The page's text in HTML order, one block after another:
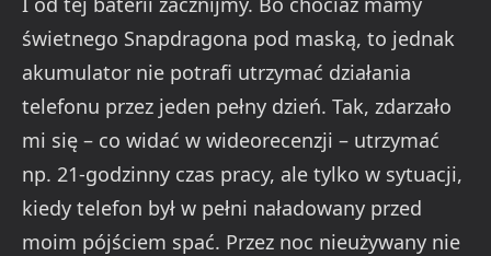
świetnego Snapdragona pod maską, to jednak
akumulator nie potrafi utrzymać działania
telefonu przez jeden pełny dzień. Tak, zdarzało
mi się – co widać w wideorecenzji – utrzymać
np. 21-godzinny czas pracy, ale tylko w sytuacji,
kiedy telefon był w pełni naładowany przed
moim pójściem spać. Przez noc nieużywany nie